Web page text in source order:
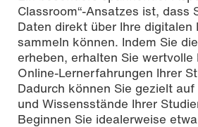
Classroom“-Ansatzes ist, dass
Daten direkt über Ihre digitalen
sammeln können. Indem Sie
erheben, erhalten Sie wertvolle
Online-Lernerfahrungen Ihrer
Dadurch können Sie gezielt
und Wissensstände Ihrer
Beginnen Sie idealerweise etwa